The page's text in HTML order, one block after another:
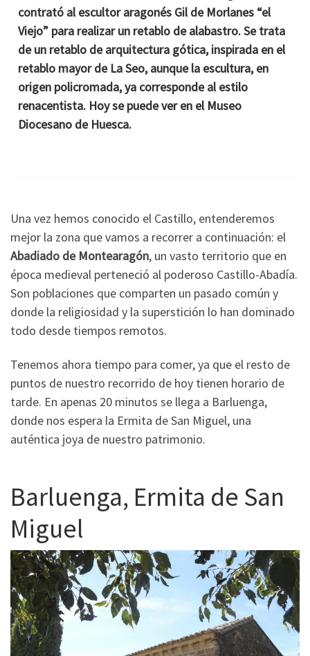
contrató al escultor aragonés Gil de Morlanes “el
Viejo” para realizar un retablo de alabastro. Se trata
de un retablo de arquitectura gótica, inspirada en el
retablo mayor de La Seo, aunque la escultura, en
origen policromada, ya corresponde al estilo
renacentista. Hoy se puede ver en el Museo
Diocesano de Huesca.
Una vez hemos conocido el Castillo, entenderemos
mejor la zona que vamos a recorrer a continuación: el
Abadiado de Montearagón, un vasto territorio que en
época medieval perteneció al poderoso Castillo-Abadía.
Son poblaciones que comparten un pasado común y
donde la religiosidad y la superstición lo han dominado
todo desde tiempos remotos.
Tenemos ahora tiempo para comer, ya que el resto de
puntos de nuestro recorrido de hoy tienen horario de
tarde. En apenas 20 minutos se llega a Barluenga,
donde nos espera la Ermita de San Miguel, una
auténtica joya de nuestro patrimonio.
Barluenga, Ermita de San
Miguel